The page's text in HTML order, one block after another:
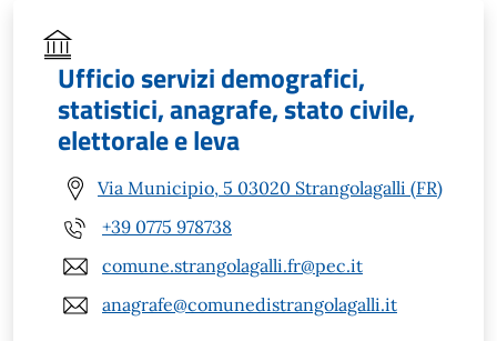
Ufficio servizi demografici,
statistici, anagrafe, stato civile,
elettorale e leva
Via Municipio, 5 03020 Strangolagalli (FR)
+39 0775 978738
comune.strangolagalli.fr@pec.it
anagrafe@comunedistrangolagalli.it